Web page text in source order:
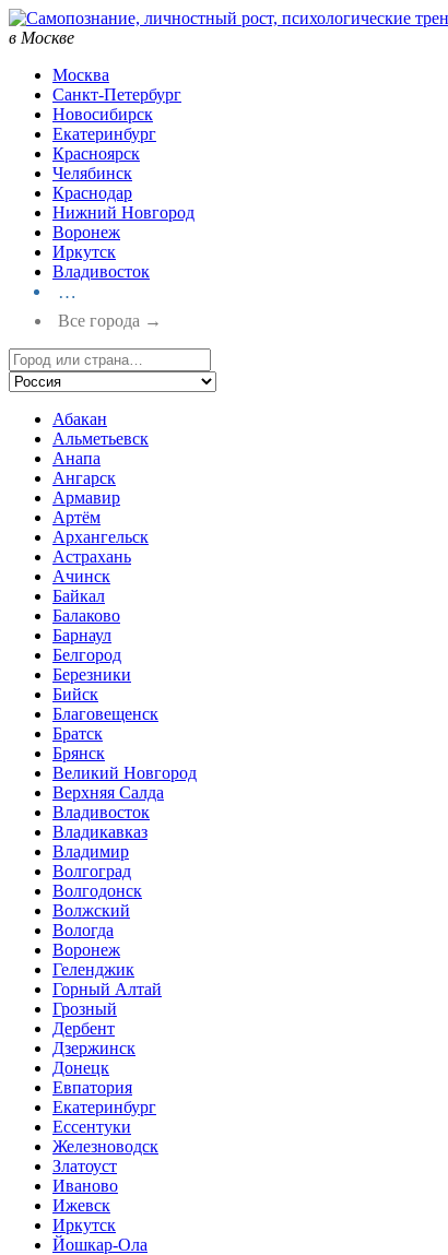
в Москве
Москва
Санкт-Петербург
Новосибирск
Екатеринбург
Красноярск
Челябинск
Краснодар
Нижний Новгород
Воронеж
Иркутск
Владивосток
…
Все города →
Абакан
Альметьевск
Анапа
Ангарск
Армавир
Артём
Архангельск
Астрахань
Ачинск
Байкал
Балаково
Барнаул
Белгород
Березники
Бийск
Благовещенск
Братск
Брянск
Великий Новгород
Верхняя Салда
Владивосток
Владикавказ
Владимир
Волгоград
Волгодонск
Волжский
Вологда
Воронеж
Геленджик
Горный Алтай
Грозный
Дербент
Дзержинск
Донецк
Евпатория
Екатеринбург
Ессентуки
Железноводск
Златоуст
Иваново
Ижевск
Иркутск
Йошкар-Ола